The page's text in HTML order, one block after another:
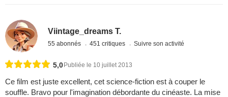
Viintage_dreams T.
55 abonnés 451 critiques Suivre son activité
5,0 Publiée le 10 juillet 2013
Ce film est juste excellent, cet science-fiction est à couper le
souffle. Bravo pour l'imagination débordante du cinéaste. La mise